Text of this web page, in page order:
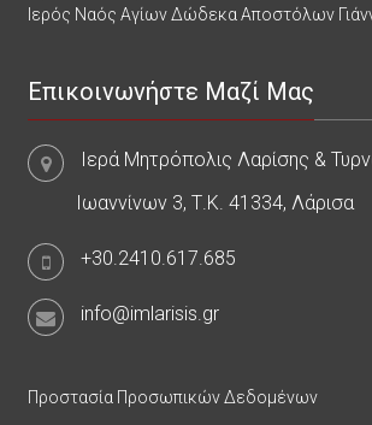
Ιερός Ναός Αγίων Δώδεκα Αποστόλων
Επικοινωνήστε Μαζί Μας
Ιερά Μητρόπολις Λαρίσης &
Ιωαννίνων 3, Τ.Κ. 41334, Λάρισα
+30.2410.617.685
info@imlarisis.gr
Προστασία Προσωπικών Δεδομένων